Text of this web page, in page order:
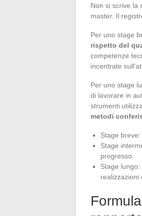
Non si scrive la
master. Il
Per uno stage
rispetto del
competenze
incentrate
Per uno stage
di lavorare in
strumenti
metodi
Stage
Stage
progresso.
Stage
realizzazioni